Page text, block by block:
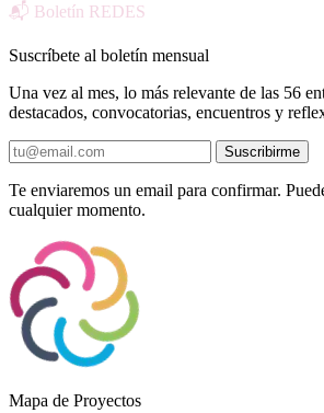
📬 Boletín REDES
Suscríbete al boletín mensual
Una vez al mes, lo más relevante de las 56
destacados, convocatorias, encuentros y
Suscribirme
Te enviaremos un email para confirmar.
cualquier momento.
Mapa de Proyectos